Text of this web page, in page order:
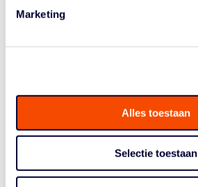
Marketing
Alles toestaan
Selectie toestaan